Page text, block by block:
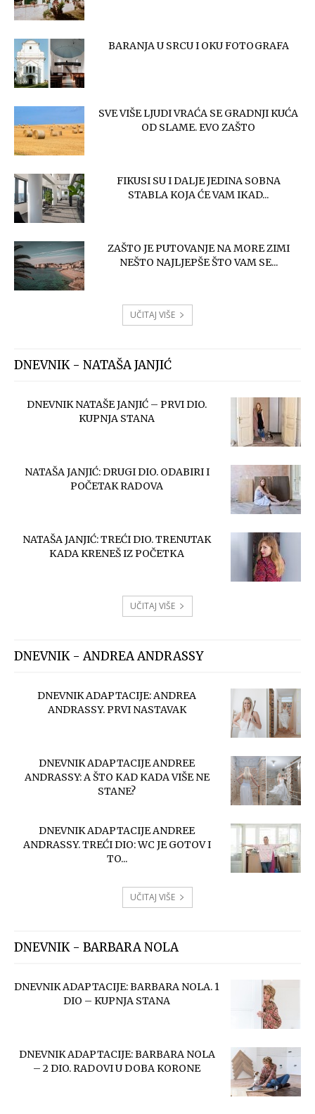
BARANJA U SRCU I OKU FOTOGRAFA
SVE VIŠE LJUDI VRAĆA SE GRADNJI KUĆA
OD SLAME. EVO ZAŠTO
FIKUSI SU I DALJE JEDINA SOBNA
STABLA KOJA ĆE VAM IKAD...
ZAŠTO JE PUTOVANJE NA MORE ZIMI
NEŠTO NAJLJEPŠE ŠTO VAM SE...
UČITAJ VIŠE
DNEVNIK - NATAŠA JANJIĆ
DNEVNIK NATAŠE JANJIĆ – PRVI DIO.
KUPNJA STANA
NATAŠA JANJIĆ: DRUGI DIO. ODABIRI I
POČETAK RADOVA
NATAŠA JANJIĆ: TREĆI DIO. TRENUTAK
KADA KRENEŠ IZ POČETKA
UČITAJ VIŠE
DNEVNIK - ANDREA ANDRASSY
DNEVNIK ADAPTACIJE: ANDREA
ANDRASSY. PRVI NASTAVAK
DNEVNIK ADAPTACIJE ANDREE
ANDRASSY: A ŠTO KAD KADA VIŠE NE
STANE?
DNEVNIK ADAPTACIJE ANDREE
ANDRASSY. TREĆI DIO: WC JE GOTOV I
TO...
UČITAJ VIŠE
DNEVNIK - BARBARA NOLA
DNEVNIK ADAPTACIJE: BARBARA NOLA. 1
DIO – KUPNJA STANA
DNEVNIK ADAPTACIJE: BARBARA NOLA
– 2 DIO. RADOVI U DOBA KORONE